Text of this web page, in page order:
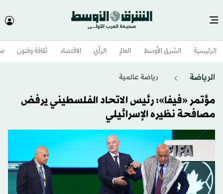
الرئيسية الشرق الأوسط​ العالم الرأي الاقتصاد ثقافة وفنون
الرياضة رياضة عالمية
مؤتمر «فيفا»: رئيس الاتحاد الفلسطيني يرفض
مصافحة نظيره الإسرائيلي